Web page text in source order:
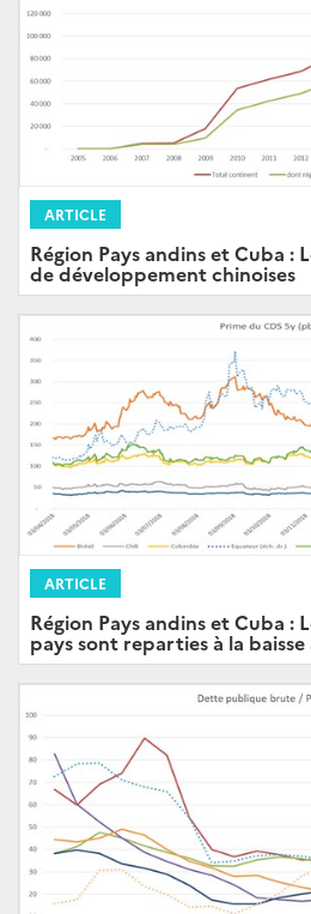
ARTICLE
Région Pays andins et Cuba :
de développement chinoises
ARTICLE
Région Pays andins et Cuba :
pays sont reparties à la